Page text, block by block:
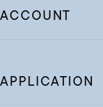
ACCOUNT
APPLICATION